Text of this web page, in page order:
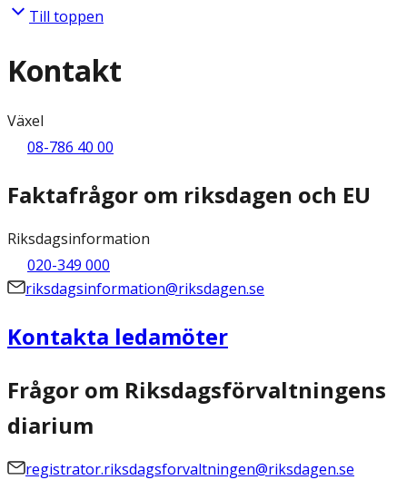
Till toppen
Kontakt
Växel
08-786 40 00
Faktafrågor om riksdagen och EU
Riksdagsinformation
020-349 000
riksdagsinformation@riksdagen.se
Kontakta ledamöter
Frågor om Riksdagsförvaltningens
diarium
registrator.riksdagsforvaltningen@riksdagen.se